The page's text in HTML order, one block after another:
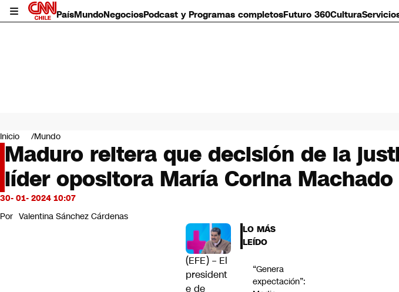
PaísMundoNegociosPodcast y Programas completosFuturo 360Cultura
Mundo
Negocios
Deportes
Programas completos
Cultura
Servicios
Bits
CNN Data
Inicio Mundo
Maduro reitera que decisión de la
líder opositora María Corina
30- 01- 2024 10:07
Por Valentina Sánchez Cárdenas
(EFE) – El
president
e de
LO MÁS
LEÍDO
“Genera
expectación”: